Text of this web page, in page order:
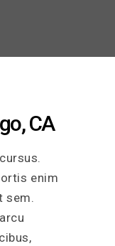
CA
enim
sem.